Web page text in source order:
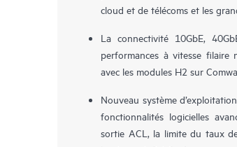
cloud et de télécoms et les
La connectivité 10GbE,
performances à vitesse filaire
avec les modules H2 sur
Nouveau système
fonctionnalités logicielles
sortie ACL, la limite du taux